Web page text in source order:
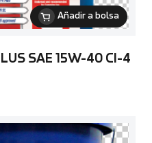
Añadir a bolsa
SAE 15W-40 CI-4